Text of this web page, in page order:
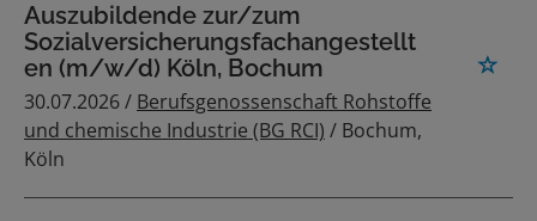
Auszubildende zur/zum
Sozialversicherungsfachangestellt
en (m/w/d) Köln, Bochum
30.07.2026 / Berufsgenossenschaft Rohstoffe
und chemische Industrie (BG RCI) / Bochum,
Köln